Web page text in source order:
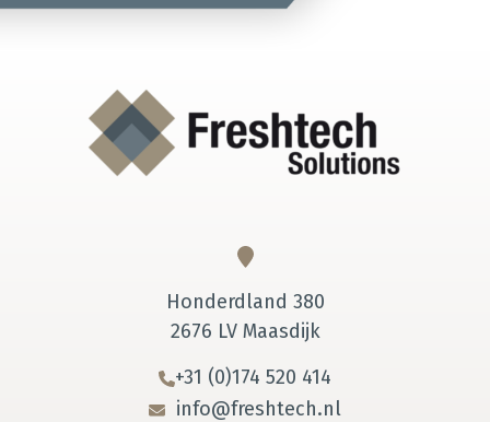
Honderdland 380
2676 LV Maasdijk
+31 (0)174 520 414
info@freshtech.nl